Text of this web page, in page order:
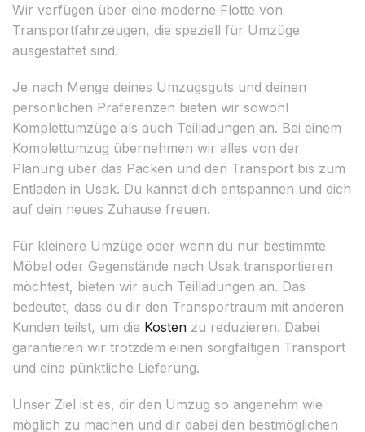
Wir verfügen über eine moderne Flotte von
Transportfahrzeugen, die speziell für Umzüge
ausgestattet sind.
Je nach Menge deines Umzugsguts und deinen
persönlichen Präferenzen bieten wir sowohl
Komplettumzüge als auch Teilladungen an. Bei einem
Komplettumzug übernehmen wir alles von der
Planung über das Packen und den Transport bis zum
Entladen in Usak. Du kannst dich entspannen und dich
auf dein neues Zuhause freuen.
Für kleinere Umzüge oder wenn du nur bestimmte
Möbel oder Gegenstände nach Usak transportieren
möchtest, bieten wir auch Teilladungen an. Das
bedeutet, dass du dir den Transportraum mit anderen
Kunden teilst, um die Kosten zu reduzieren. Dabei
garantieren wir trotzdem einen sorgfältigen Transport
und eine pünktliche Lieferung.
Unser Ziel ist es, dir den Umzug so angenehm wie
möglich zu machen und dir dabei den bestmöglichen